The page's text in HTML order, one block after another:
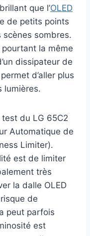
que l’OLED
de petits points
sombres.
la même
dissipateur de
d’aller plus
lumières.
du LG 65C2
Automatique de
Limiter).
est de limiter
très
la dalle OLED
de
peut parfois
est